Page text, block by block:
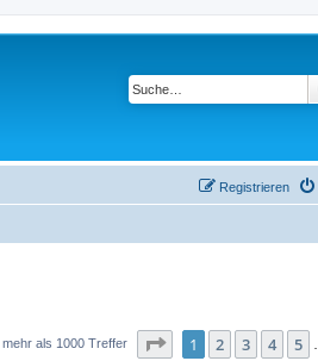
Registrieren
als 1000 Treffer Seite von40
1 2 3 4 5